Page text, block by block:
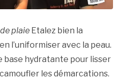
plaie Etalez bien la
l’uniformiser avec la peau.
base hydratante pour lisser
les démarcations.